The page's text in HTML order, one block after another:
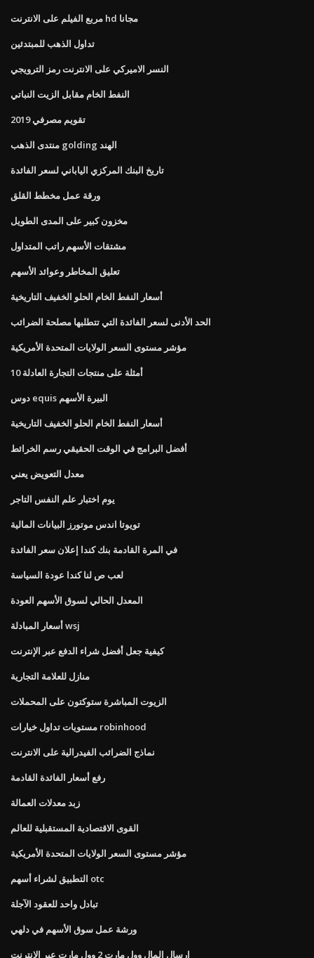
مربع الفيلم على الانترنت hd مجانا
تداول الذهب للمبتدئين
النسر الاميركي على الانترنت رمز الترويجي
النفط الخام مقابل الزيت النباتي
تقويم مصرفي 2019
منتدى الذهب golding الهند
تاريخ البنك المركزي الياباني لسعر الفائدة
ورقة عمل مخطط القلق
مخزون كبير على المدى الطويل
مشتقات الأسهم راتب المتداول
تعليق المخاطر وعوائد الأسهم
أسعار النفط الخام الحلو الخفيف التاريخية
الحد الأدنى لسعر الفائدة التي تتطلبها مصلحة الضرائب
مؤشر مستوى السعر الولايات المتحدة الأمريكية
10 أمثلة على منتجات التجارة العادلة
دوس equis البيرة الأسهم
أسعار النفط الخام الحلو الخفيف التاريخية
أفضل البرامج في الوقت الحقيقي رسم الخرائط
معدل التعويض يعني
يوم اختبار علم النفس التاجر
تويوتا اندس موتورز البيانات المالية
في المرة القادمة بنك كندا إعلان سعر الفائدة
لعب ص لنا كندا عودة السياسة
المعدل الحالي لسوق الأسهم العودة
أسعار المبادلة wsj
كيفية جعل أفضل شراء الدفع عبر الإنترنت
منازل للعلامة التجارية
الزيوت المباشرة ستوكتون على المحملات
مستويات تداول خيارات robinhood
نماذج الضرائب الفيدرالية على الانترنت
رفع أسعار الفائدة القادمة
زبد معدلات العمالة
القوى الاقتصادية المستقبلية للعالم
مؤشر مستوى السعر الولايات المتحدة الأمريكية
التطبيق لشراء أسهم otc
تبادل واحد للعقود الآجلة
ورشة عمل سوق الأسهم في دلهي
إرسال المال وول مارت 2 وول مارت عبر الإنترنت